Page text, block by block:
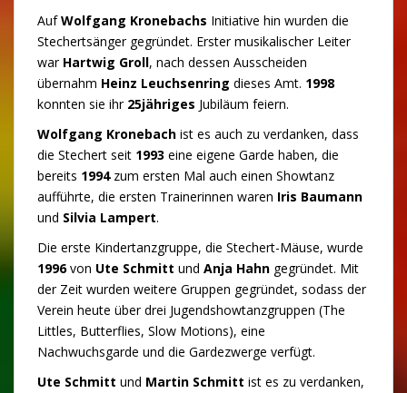
AufWolfgang Kronebachs Initiative hin wurden die
Stechertsänger gegründet. Erster musikalischer Leiter
war Hartwig Groll, nach dessen Ausscheiden
übernahm Heinz Leuchsenring dieses Amt. 1998
konnten sie ihr 25jähriges Jubiläum feiern.
Wolfgang Kronebach ist es auch zu verdanken, dass
die Stechert seit 1993 eine eigene Garde haben, die
bereits 1994 zum ersten Mal auch einen Showtanz
aufführte, die ersten Trainerinnen waren Iris Baumann
und Silvia Lampert.
Die erste Kindertanzgruppe, die Stechert-Mäuse, wurde
1996von Ute Schmitt und Anja Hahn gegründet. Mit
der Zeit wurden weitere Gruppen gegründet, sodass der
Verein heute über drei Jugendshowtanzgruppen (The
Littles, Butterflies, Slow Motions), eine
Nachwuchsgarde und die Gardezwerge verfügt.
Ute Schmitt und Martin Schmitt ist es zu verdanken,